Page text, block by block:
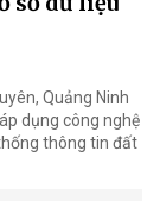
Quảng Ninh
dụng công nghệ
thông tin đất